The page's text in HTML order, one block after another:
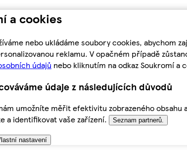
a cookies
nebo ukládáme soubory cookies, abychom
reklamu. V opačném případě
údajů nebo kliknutím na odkaz Soukromí a
údaje z následujících důvodů
umožníte měřit efektivitu zobrazeného
a identifikovat vaše zařízení.
Seznam partnerů.
nastavení